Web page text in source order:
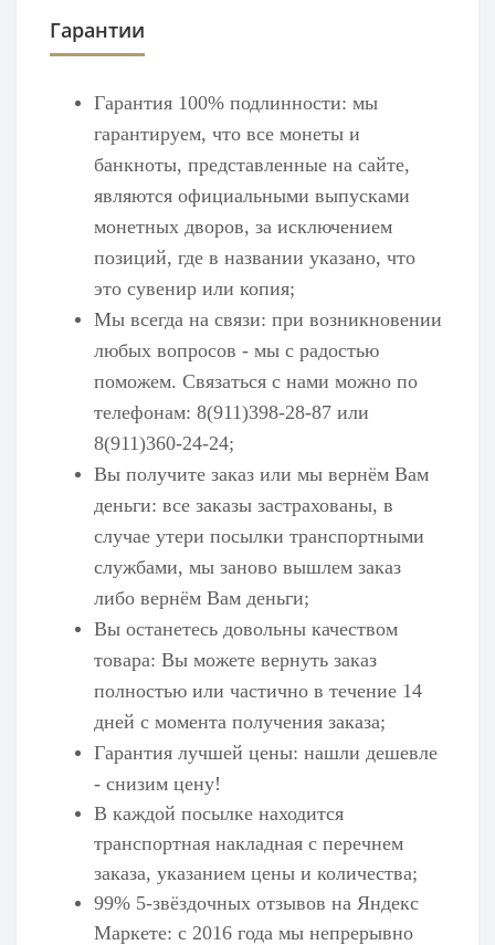
Гарантии
Гарантия 100% подлинности: мы
гарантируем, что все монеты и
банкноты, представленные на сайте,
являются официальными выпусками
монетных дворов, за исключением
позиций, где в названии указано, что
это сувенир или копия;
Мы всегда на связи: при возникновении
любых вопросов - мы с радостью
поможем. Связаться с нами можно по
телефонам: 8(911)398-28-87 или
8(911)360-24-24;
Вы получите заказ или мы вернём Вам
деньги: все заказы застрахованы, в
случае утери посылки транспортными
службами, мы заново вышлем заказ
либо вернём Вам деньги;
Вы останетесь довольны качеством
товара: Вы можете вернуть заказ
полностью или частично в течение 14
дней с момента получения заказа;
Гарантия лучшей цены: нашли дешевле
- снизим цену!
В каждой посылке находится
транспортная накладная с перечнем
заказа, указанием цены и количества;
99% 5-звёздочных отзывов на Яндекс
Маркете: с 2016 года мы непрерывно